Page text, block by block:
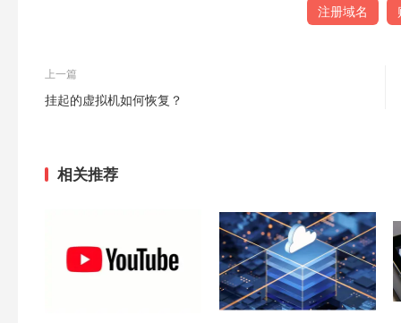
注册域名
上一篇
挂起的虚拟机如何恢复？
相关推荐